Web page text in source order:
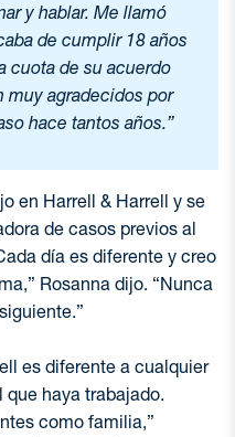
y hablar. Me llamó
de cumplir 18 años
cuota de su acuerdo
muy agradecidos por
hace tantos años.”
en Harrell & Harrell y se
de casos previos al
día es diferente y creo
Rosanna dijo. “Nunca
es diferente a cualquier
haya trabajado.
como familia,”